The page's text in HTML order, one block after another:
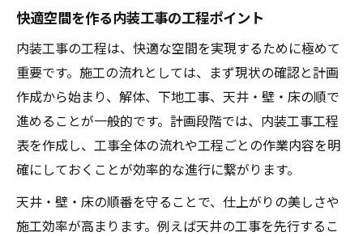
快適空間を作る内装工事の工程ポイント
内装工事の工程は、快適な空間を実現するために極めて
重要です。施工の流れとしては、まず現状の確認と計画
作成から始まり、解体、下地工事、天井・壁・床の順で
進めることが一般的です。計画段階では、内装工事工程
表を作成し、工事全体の流れや工程ごとの作業内容を明
確にしておくことが効率的な進行に繋がります。
天井・壁・床の順番を守ることで、仕上がりの美しさや
施工効率が高まります。例えば天井の工事を先行するこ